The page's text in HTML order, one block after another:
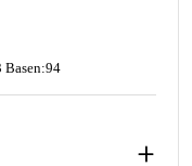
Basen:94